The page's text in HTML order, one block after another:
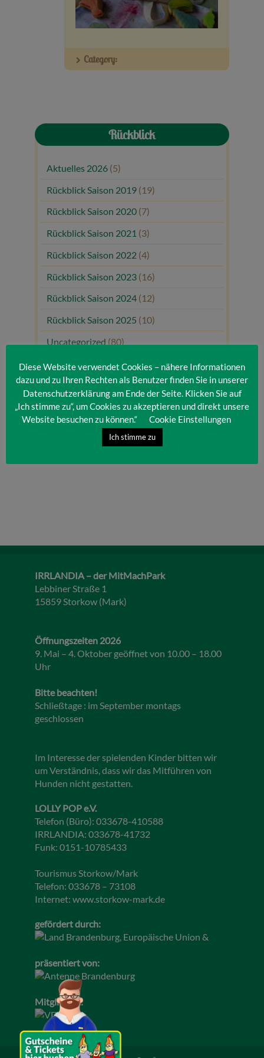
Veranstaltungen
Baumpaten
Category:
Rückblick
Aktuelles 2026 (5)
Rückblick Saison 2019 (19)
Rückblick Saison 2020 (7)
Rückblick Saison 2021 (3)
Rückblick Saison 2022 (4)
Rückblick Saison 2023 (16)
Rückblick Saison 2024 (12)
Rückblick Saison 2025 (10)
Uncategorized (80)
Unsere Gäste(1)
IRRLANDIA – der MitMachPark
Lebbiner Straße 1
15859 Storkow (Mark)
Öffnungszeiten 2026
9. Mai – 4. Oktober geöffnet von 10.00 – 18.00
Uhr
Bitte beachten!
Schließtage : im September montags
geschlossen
Im Interesse der spielenden Kinder bitten wir
um Verständnis, dass wir das Mitführen von
Hunden nicht gestatten.
LOLLY POP e.V.
Telefon (Büro): 033678-410588
IRRLANDIA: 033678-41732
Funk: 0151-10785433
Tourismus Storkow/Mark
Telefon: 033678 – 73108
Internet: www.storkow-mark.de
gefördert durch:
präsentiert von:
Mitglied im:
Diese Website verwendet Cookies – nähere Informationen
dazu und zu Ihren Rechten als Benutzer finden Sie in unserer
Datenschutzerklärung am Ende der Seite. Klicken Sie auf
„Ich stimme zu“, um Cookies zu akzeptieren und direkt unsere
Website besuchen zu können.“
Cookie Einstellungen
Ich stimme zu